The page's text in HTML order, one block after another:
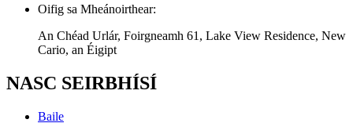
Oifig sa Mheánoirthear:
An Chéad Urlár, Foirgneamh 61, Lake View Residence, New
Cario, an Éigipt
NASC SEIRBHÍSÍ
Baile